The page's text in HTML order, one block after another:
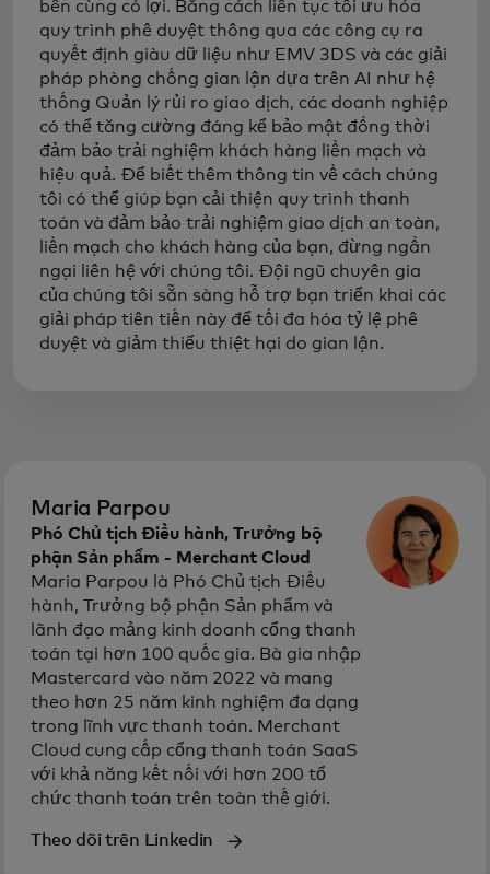
bên cùng có lợi. Bằng cách liên tục tối ưu hóa
quy trình phê duyệt thông qua các công cụ ra
quyết định giàu dữ liệu như EMV 3DS và các giải
pháp phòng chống gian lận dựa trên AI như hệ
thống Quản lý rủi ro giao dịch, các doanh nghiệp
có thể tăng cường đáng kể bảo mật đồng thời
đảm bảo trải nghiệm khách hàng liền mạch và
hiệu quả. Để biết thêm thông tin về cách chúng
tôi có thể giúp bạn cải thiện quy trình thanh
toán và đảm bảo trải nghiệm giao dịch an toàn,
liền mạch cho khách hàng của bạn, đừng ngần
ngại liên hệ với chúng tôi. Đội ngũ chuyên gia
của chúng tôi sẵn sàng hỗ trợ bạn triển khai các
giải pháp tiên tiến này để tối đa hóa tỷ lệ phê
duyệt và giảm thiểu thiệt hại do gian lận.
Maria Parpou
Phó Chủ tịch Điều hành, Trưởng bộ
phận Sản phẩm - Merchant Cloud
Maria Parpou là Phó Chủ tịch Điều
hành, Trưởng bộ phận Sản phẩm và
lãnh đạo mảng kinh doanh cổng thanh
toán tại hơn 100 quốc gia. Bà gia nhập
Mastercard vào năm 2022 và mang
theo hơn 25 năm kinh nghiệm đa dạng
trong lĩnh vực thanh toán. Merchant
Cloud cung cấp cổng thanh toán SaaS
với khả năng kết nối với hơn 200 tổ
chức thanh toán trên toàn thế giới.
Theo dõi trên Linkedin